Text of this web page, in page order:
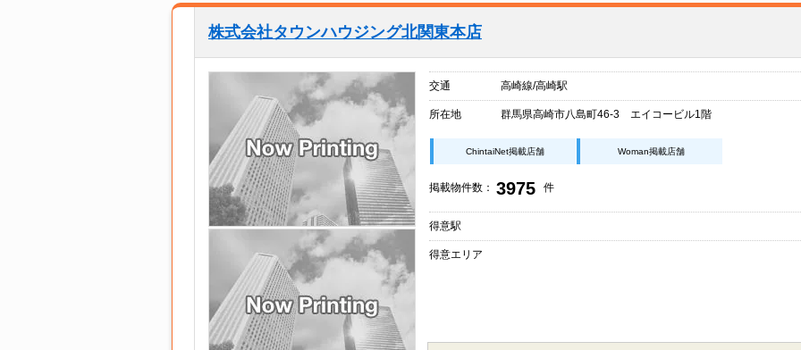
株式会社タウンハウジング北関東本店
交通 高崎線/高崎駅
所在地 群馬県高崎市八島町46-3 エイコービル1階
ChintaiNet掲載店舗 Woman掲載店舗
掲載物件数： 3975 件
得意駅
得意エリア